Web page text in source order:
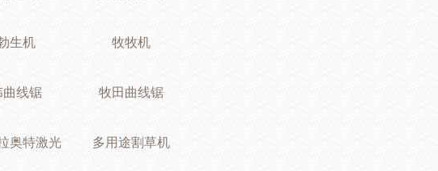
生机 牧牧机
曲线锯 牧田曲线锯
奥特激光 多用途割草机